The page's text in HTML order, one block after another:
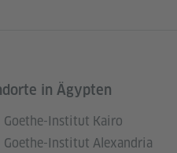
in Ägypten
Goethe-Institut Kairo
Goethe-Institut Alexandria